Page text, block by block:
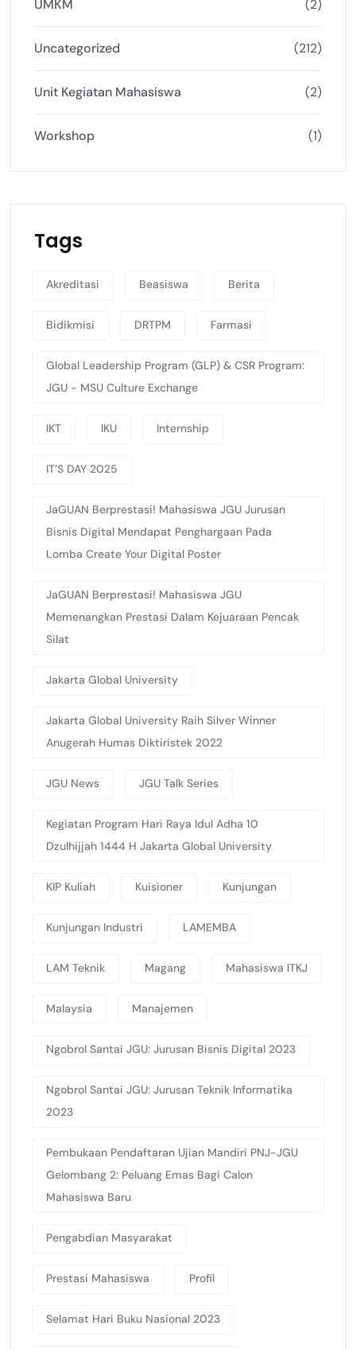
UMKM (2)
Uncategorized (212)
Unit Kegiatan Mahasiswa (2)
Workshop (1)
Tags
Akreditasi Beasiswa Berita
Bidikmisi DRTPM Farmasi
Global Leadership Program (GLP) & CSR Program:
JGU - MSU Culture Exchange
IKT IKU Internship
IT’S DAY 2025
JaGUAN Berprestasi! Mahasiswa JGU Jurusan
Bisnis Digital Mendapat Penghargaan Pada
Lomba Create Your Digital Poster
JaGUAN Berprestasi! Mahasiswa JGU
Memenangkan Prestasi Dalam Kejuaraan Pencak
Silat
Jakarta Global University
Jakarta Global University Raih Silver Winner
Anugerah Humas Diktiristek 2022
JGU News JGU Talk Series
Kegiatan Program Hari Raya Idul Adha 10
Dzulhijjah 1444 H Jakarta Global University
KIP Kuliah Kuisioner Kunjungan
Kunjungan Industri LAMEMBA
LAM Teknik Magang Mahasiswa ITKJ
Malaysia Manajemen
Ngobrol Santai JGU: Jurusan Bisnis Digital 2023
Ngobrol Santai JGU: Jurusan Teknik Informatika
2023
Pembukaan Pendaftaran Ujian Mandiri PNJ-JGU
Gelombang 2: Peluang Emas Bagi Calon
Mahasiswa Baru
Pengabdian Masyarakat
Prestasi Mahasiswa Profil
Selamat Hari Buku Nasional 2023